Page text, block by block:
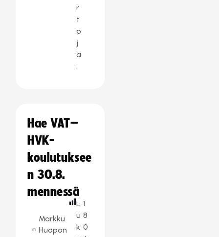
r
t
o
j
a
:
Hae VAT–
HVK-
koulutuksee
n 30.8.
mennessä
Markku
Huopon
L
u
k
1
8
0